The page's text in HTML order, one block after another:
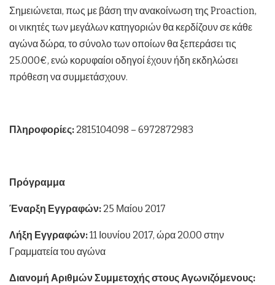
Σημειώνεται, πως με βάση την ανακοίνωση της Proaction,
οι νικητές των μεγάλων κατηγοριών θα κερδίζουν σε κάθε
αγώνα δώρα, το σύνολο των οποίων θα ξεπεράσει τις
25.000€, ενώ κορυφαίοι οδηγοί έχουν ήδη εκδηλώσει
πρόθεση να συμμετάσχουν.
Πληροφορίες: 2815104098 – 6972872983
Πρόγραμμα
Έναρξη Εγγραφών: 25 Μαίου 2017
Λήξη Εγγραφών:11 Ιουνίου 2017, ώρα 20.00 στην
Γραμματεία του αγώνα
Διανομή Αριθμών Συμμετοχής στους Αγωνιζόμενους: